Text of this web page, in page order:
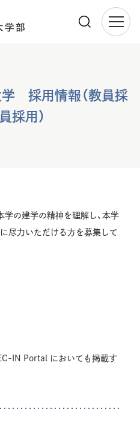
採用情報（教員採
採用）
学の建学の精神を理解し、本学
尽力いただける方を募集して
IN Portal においても掲載す